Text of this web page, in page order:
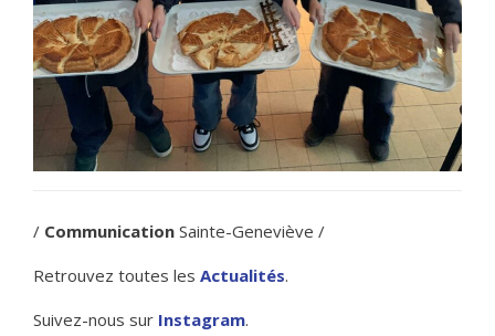
/ Communication Sainte-Geneviève /
Retrouvez toutes les Actualités.
Suivez-nous sur Instagram.